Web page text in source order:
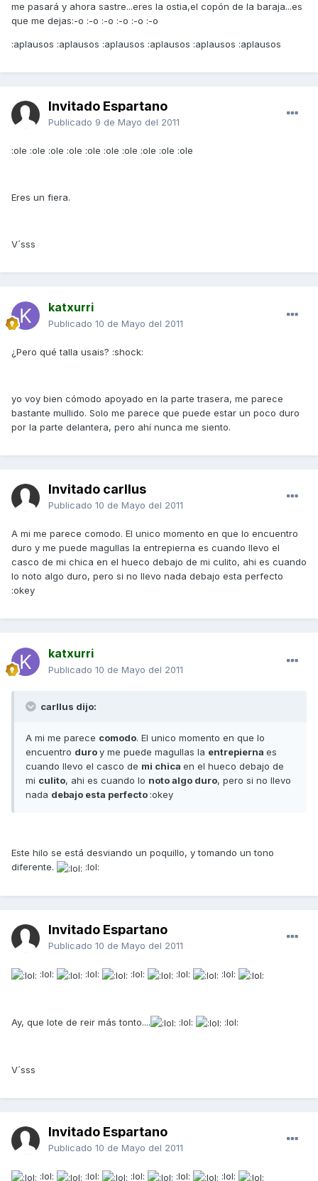
me pasará y ahora sastre...eres la ostia,el copón de la baraja...es
que me dejas:-o :-o :-o :-o :-o :-o
:aplausos :aplausos :aplausos :aplausos :aplausos :aplausos
Invitado Espartano
Publicado 9 de Mayo del 2011
:ole :ole :ole :ole :ole :ole :ole :ole :ole :ole
Eres un fiera.
V´sss
katxurri
Publicado 10 de Mayo del 2011
¿Pero qué talla usais? :shock:
yo voy bien cómodo apoyado en la parte trasera, me parece
bastante mullido. Solo me parece que puede estar un poco duro
por la parte delantera, pero ahí nunca me siento.
Invitado carllus
Publicado 10 de Mayo del 2011
A mi me parece comodo. El unico momento en que lo encuentro
duro y me puede magullas la entrepierna es cuando llevo el
casco de mi chica en el hueco debajo de mi culito, ahi es cuando
lo noto algo duro, pero si no llevo nada debajo esta perfecto
:okey
katxurri
Publicado 10 de Mayo del 2011
carllus dijo:
A mi me parece comodo. El unico momento en que lo
encuentro duroy me puede magullas la entrepierna es
cuando llevo el casco de mi chica en el hueco debajo de
mi culito, ahi es cuando lo noto algo duro, pero si no llevo
nada debajo esta perfecto :okey
Este hilo se está desviando un poquillo, y tomando un tono
diferente.
:lol:
Invitado Espartano
Publicado 10 de Mayo del 2011
:lol: :lol: :lol: :lol: :lol:
Ay, que lote de reir más tonto.... :lol: :lol:
V´sss
Invitado Espartano
Publicado 10 de Mayo del 2011
:lol: :lol: :lol: :lol: :lol: